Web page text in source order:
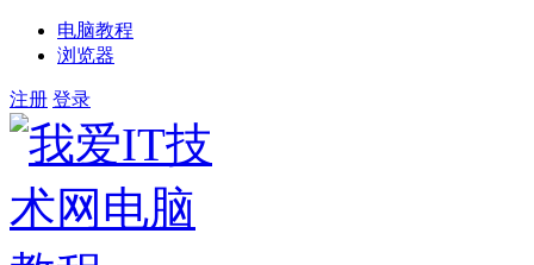
电脑教程
浏览器
注册 登录